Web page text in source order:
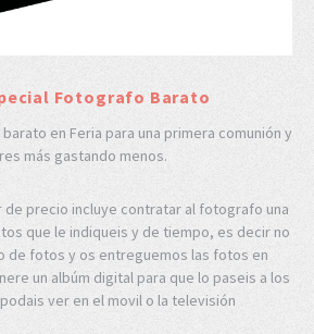
Fotografo Barato
en Feria para una primera comunión y
más gastando menos.
precio incluye contratar al fotografo una
que le indiqueis y de tiempo, es decir no
de fotos y os entreguemos las fotos en
un albúm digital para que lo paseis a los
ver en el movil o la televisión